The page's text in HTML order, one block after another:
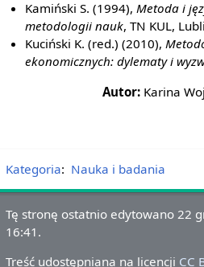
Kamiński S. (1994),Metoda i
metodologii nauk, TN KUL,
Kuciński K. (red.) (2010),
ekonomicznych: dylematy i
Autor: Karina
Kategoria: Nauka i badania
Tę stronę ostatnio edytowano 22
16:41.
Treść udostępniana na licencji CC